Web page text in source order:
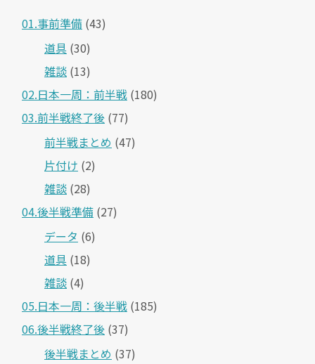
01.事前準備 (43)
道具 (30)
雑談 (13)
02.日本一周：前半戦 (180)
03.前半戦終了後 (77)
前半戦まとめ (47)
片付け (2)
雑談 (28)
04.後半戦準備 (27)
データ (6)
道具 (18)
雑談 (4)
05.日本一周：後半戦 (185)
06.後半戦終了後 (37)
後半戦まとめ (37)